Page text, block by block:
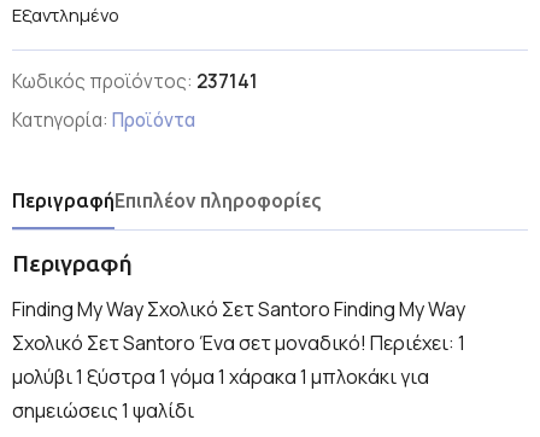
Εξαντλημένο
Κωδικός προϊόντος: 237141
Κατηγορία: Προϊόντα
ΠεριγραφήΕπιπλέον πληροφορίες
Περιγραφή
Finding My Way Σχολικό Σετ Santoro Finding My Way
Σχολικό Σετ Santoro Ένα σετ μοναδικό! Περιέχει: 1
μολύβι 1 ξύστρα 1 γόμα 1 χάρακα 1 μπλοκάκι για
σημειώσεις 1 ψαλίδι